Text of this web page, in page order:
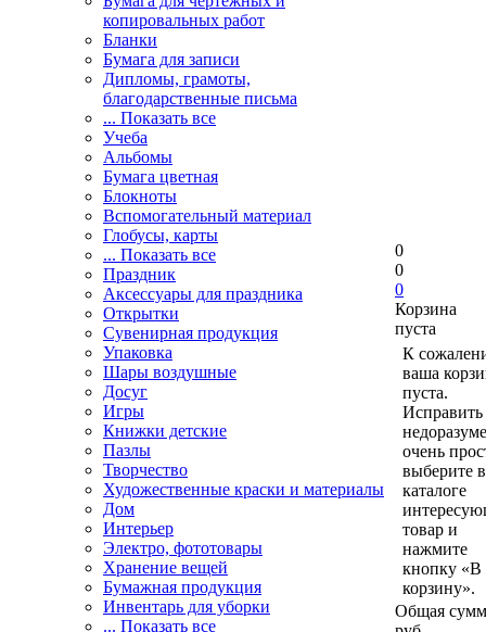
копировальных работ
Бланки
Бумага для записи
Дипломы, грамоты,
благодарственные письма
... Показать все
Учеба
Альбомы
Бумага цветная
Блокноты
Вспомогательный материал
Глобусы, карты
... Показать все
Праздник
Аксессуары для праздника
Открытки
Сувенирная продукция
Упаковка
Шары воздушные
Досуг
Игры
Книжки детские
Пазлы
Творчество
Художественные краски и материалы
Дом
Интерьер
Электро, фототовары
Хранение вещей
Бумажная продукция
Инвентарь для уборки
... Показать все
0
0
0
Корзина
пуста
К
ваша
пуста.
Исправить
очень
выберите в
каталоге
товар и
нажмите
кнопку «В
корзину».
Общая